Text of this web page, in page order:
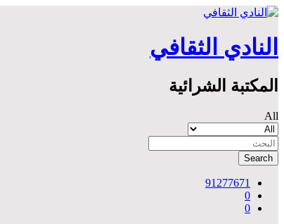
النادي الثقافي
المكتبة الشرائية
All
Search
91277671
0
0